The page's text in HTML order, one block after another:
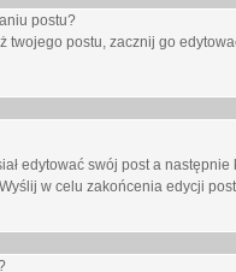
postu?
twojego postu, zacznij go
edytować swój post a
Wyślij w celu zakońcenia edycji